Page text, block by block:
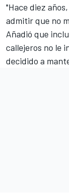
"Hace diez
admitir que no
Añadió que
callejeros no le
decidido a